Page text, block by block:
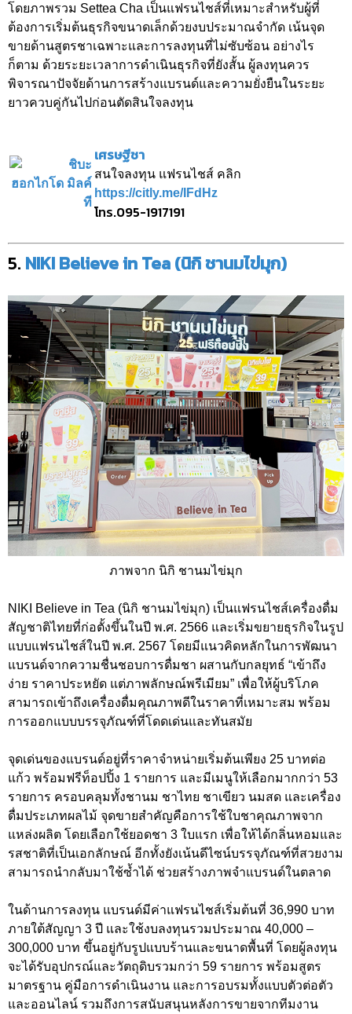
โดยภาพรวม Settea Cha เป็นแฟรนไชส์ที่เหมาะสำหรับผู้ที่
ต้องการเริ่มต้นธุรกิจขนาดเล็กด้วยงบประมาณจำกัด เน้นจุด
ขายด้านสูตรชาเฉพาะและการลงทุนที่ไม่ซับซ้อน อย่างไร
ก็ตาม ด้วยระยะเวลาการดำเนินธุรกิจที่ยังสั้น ผู้ลงทุนควร
พิจารณาปัจจัยด้านการสร้างแบรนด์และความยั่งยืนในระยะ
ยาวควบคู่กันไปก่อนตัดสินใจลงทุน
เศรษฐีชา
สนใจลงทุน แฟรนไชส์ คลิก
https://citly.me/IFdHz
โทร.095-1917191
5. NIKI Believe in Tea (นิกิ ชานมไข่มุก)
ภาพจาก นิกิ ชานมไข่มุก
NIKI Believe in Tea (นิกิ ชานมไข่มุก) เป็นแฟรนไชส์เครื่องดื่ม
สัญชาติไทยที่ก่อตั้งขึ้นในปี พ.ศ. 2566 และเริ่มขยายธุรกิจในรูป
แบบแฟรนไชส์ในปี พ.ศ. 2567 โดยมีแนวคิดหลักในการพัฒนา
แบรนด์จากความชื่นชอบการดื่มชา ผสานกับกลยุทธ์ “เข้าถึง
ง่าย ราคาประหยัด แต่ภาพลักษณ์พรีเมียม” เพื่อให้ผู้บริโภค
สามารถเข้าถึงเครื่องดื่มคุณภาพดีในราคาที่เหมาะสม พร้อม
การออกแบบบรรจุภัณฑ์ที่โดดเด่นและทันสมัย
จุดเด่นของแบรนด์อยู่ที่ราคาจำหน่ายเริ่มต้นเพียง 25 บาทต่อ
แก้ว พร้อมฟรีท็อปปิ้ง 1 รายการ และมีเมนูให้เลือกมากกว่า 53
รายการ ครอบคลุมทั้งชานม ชาไทย ชาเขียว นมสด และเครื่อง
ดื่มประเภทผลไม้ จุดขายสำคัญคือการใช้ใบชาคุณภาพจาก
แหล่งผลิต โดยเลือกใช้ยอดชา 3 ใบแรก เพื่อให้ได้กลิ่นหอมและ
รสชาติที่เป็นเอกลักษณ์ อีกทั้งยังเน้นดีไซน์บรรจุภัณฑ์ที่สวยงาม
สามารถนำกลับมาใช้ซ้ำได้ ช่วยสร้างภาพจำแบรนด์ในตลาด
ในด้านการลงทุน แบรนด์มีค่าแฟรนไชส์เริ่มต้นที่ 36,990 บาท
ภายใต้สัญญา 3 ปี และใช้งบลงทุนรวมประมาณ 40,000 –
300,000 บาท ขึ้นอยู่กับรูปแบบร้านและขนาดพื้นที่ โดยผู้ลงทุน
จะได้รับอุปกรณ์และวัตถุดิบรวมกว่า 59 รายการ พร้อมสูตร
มาตรฐาน คู่มือการดำเนินงาน และการอบรมทั้งแบบตัวต่อตัว
และออนไลน์ รวมถึงการสนับสนุนหลังการขายจากทีมงาน